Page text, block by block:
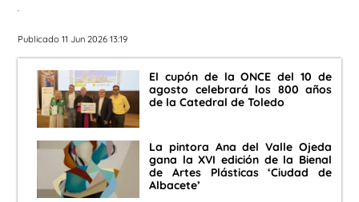
.
Publicado 11 Jun 2026 13:19
El cupón de la ONCE del 10 de
agosto celebrará los 800 años
de la Catedral de Toledo
La pintora Ana del Valle Ojeda
gana la XVI edición de la Bienal
de Artes Plásticas ‘Ciudad de
Albacete’